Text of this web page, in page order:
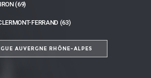
(69)
FERRAND (63)
AUVERGNE RHÔNE-ALPES